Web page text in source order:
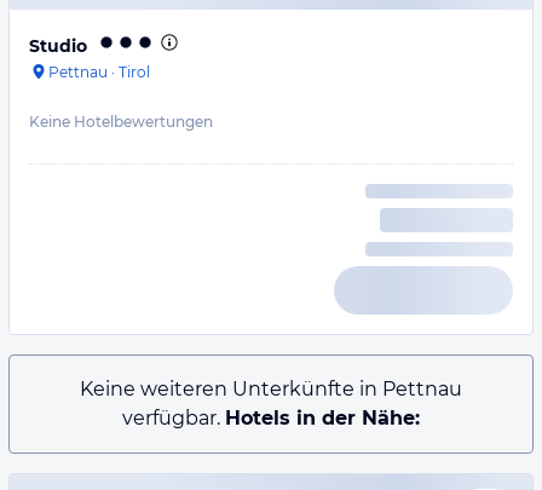
Studio
Pettnau · Tirol
Keine Hotelbewertungen
Keine weiteren Unterkünfte in Pettnau
verfügbar. Hotels in der Nähe: